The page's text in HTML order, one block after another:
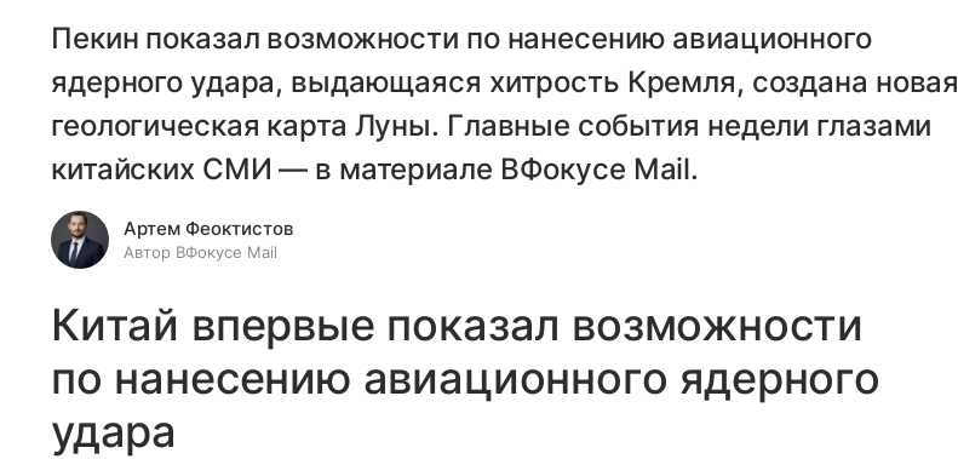
Пекин показал возможности по нанесению авиационного
ядерного удара, выдающаяся хитрость Кремля, создана новая
геологическая карта Луны. Главные события недели глазами
китайских СМИ — в материале ВФокусе Mail.
Артем Феоктистов
Автор ВФокусе Mail
Китай впервые показал возможности
по нанесению авиационного ядерного
удара